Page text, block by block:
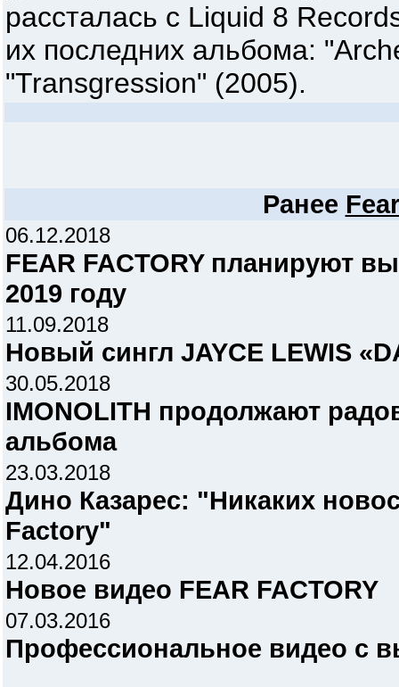
рассталась с Liquid 8
их последних альбома:
"Transgression" (2005).
Ранее
06.12.2018
FEAR FACTORY планируют
2019 году
11.09.2018
Новый сингл JAYCE LEWIS
30.05.2018
IMONOLITH продолжают
альбома
23.03.2018
Дино Казарес: "Никаких
Factory"
12.04.2016
Новое видео FEAR FACTORY
07.03.2016
Профессиональное видео с